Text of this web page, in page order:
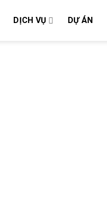
DỊCH VỤ DỰ ÁN